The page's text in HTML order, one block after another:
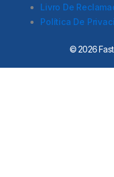
© 2026
Livro De
Política De